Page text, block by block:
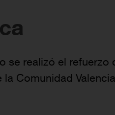
se realizó el
Comunidad